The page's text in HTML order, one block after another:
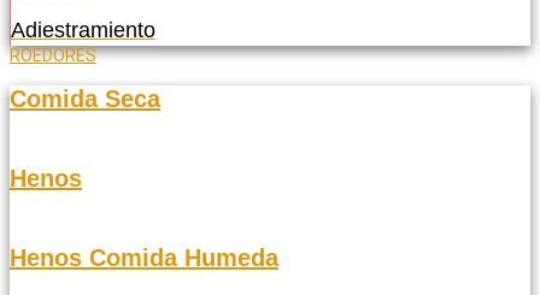
Adiestramiento
ROEDORES
Comida Seca
Henos
Henos Comida Humeda